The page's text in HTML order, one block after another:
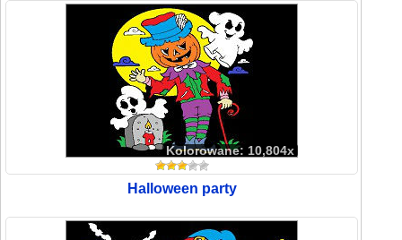
Kolorowane: 10,804x
Halloween party